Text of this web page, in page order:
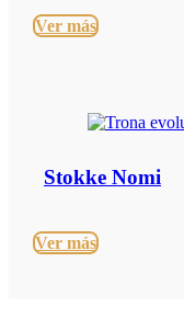
Ver más
Stokke Nomi
Ver más